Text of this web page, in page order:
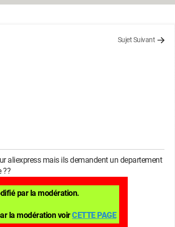
Sujet Suivant
aliexpress mais ils demandent un departement
??
par la modération.
la modération voirCETTE PAGE